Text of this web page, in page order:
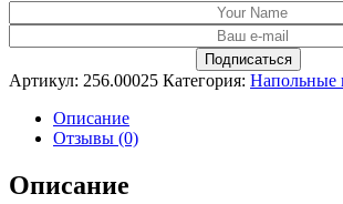
Артикул: 256.00025 Категория: Напольные
Описание
Отзывы (0)
Описание